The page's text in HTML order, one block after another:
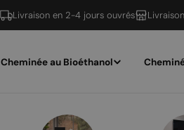
Livraison en 2-4 jours ouvrés
Cheminée au Bioéthanol